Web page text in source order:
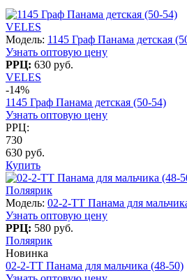
VELES
Модель: 1145 Граф Панама детская
Узнать оптовую цену
РРЦ: 630 руб.
VELES
-14%
1145 Граф Панама детская (50-54)
Узнать оптовую цену
РРЦ:
730
630 руб.
Купить
Поляярик
Модель: 02-2-TT Панама для
Узнать оптовую цену
РРЦ: 580 руб.
Поляярик
Новинка
02-2-TT Панама для мальчика (48-50)